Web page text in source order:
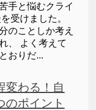
手と悩むクライ
受けました。
のことしか考え
、 よく考えて
おりだ...
変わる！自
のポイント